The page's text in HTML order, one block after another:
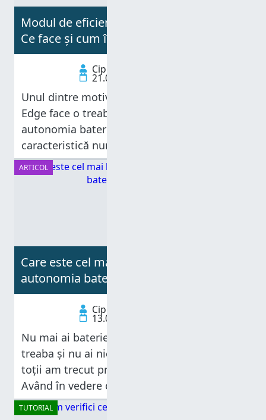
Modul de eficiență din Microsoft Edge:
Ce face și cum îl activezi și-l dezactivezi
Ciprian Adrian Rusen
21.01.2025
Unul dintre motivele pentru care Microsoft
Edge face o treabă bună când vine vorba de
autonomia bateriei laptopului tău este o
caracteristică numită Modul de eficiență
(Efficiency mode). Acest mod este
încorporat în Microsoft Edge și activat
ARTICOL
Care este cel mai bun browser pentru
autonomia bateriei în Windows?
Ciprian Adrian Rusen
13.01.2025
Nu mai ai baterie la laptop, nu ți-ai terminat
treaba și nu ai nicio priză în apropiere. Cu
toții am trecut prin asta din când în când.
Având în vedere că viața noastră digitală se
desfășoară în cea mai mare
TUTORIAL